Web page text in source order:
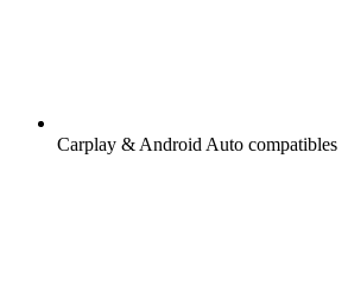
Carplay & Android Auto compatibles